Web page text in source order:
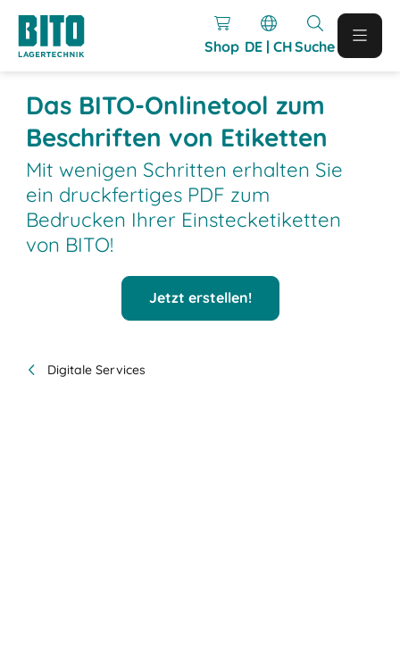
Shop DE | CHSuche
Das BITO-Onlinetool zum
Beschriften von Etiketten
Mit wenigen Schritten erhalten Sie
ein druckfertiges PDF zum
Bedrucken Ihrer Einstecketiketten
von BITO!
Jetzt erstellen!
Digitale Services